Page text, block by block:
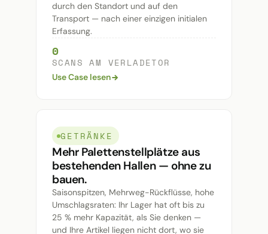
durch den Standort und auf den
Transport — nach einer einzigen initialen
Erfassung.
0
SCANS AM VERLADETOR
Use Case lesen
GETRÄNKE
Mehr Palettenstellplätze aus
bestehenden Hallen — ohne zu
bauen.
Saisonspitzen, Mehrweg-Rückflüsse, hohe
Umschlagsraten: Ihr Lager hat oft bis zu
25 % mehr Kapazität, als Sie denken —
und Ihre Artikel liegen nicht dort, wo sie